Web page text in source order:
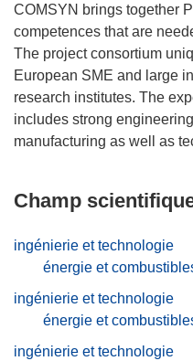
COMSYN brings together
competences that are
The project consortium
European SME and large
research institutes. The
includes strong
Champ
ingénierie et technologie
énergie et
ingénierie et technologie
énergie et
ingénierie et technologie